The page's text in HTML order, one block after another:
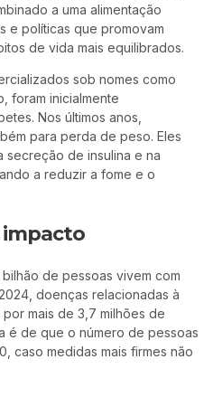
a uma alimentação
e políticas que promovam
de vida mais equilibrados.
sob nomes como
foram inicialmente
Nos últimos anos,
para perda de peso. Eles
secreção de insulina e na
a reduzir a fome e o
de pessoas vivem com
doenças relacionadas à
mais de 3,7 milhões de
é de que o número de pessoas
caso medidas mais firmes não